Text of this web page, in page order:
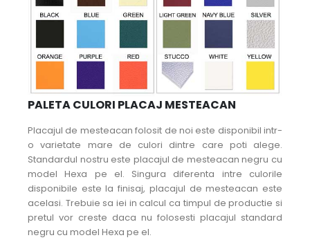
PALETA CULORI PLACAJ MESTEACAN
Placajul de mesteacan folosit de noi este disponibil intr-
o varietate mare de culori dintre care poti alege.
Standardul nostru este placajul de mesteacan negru cu
model Hexa pe el. Singura diferenta intre culorile
disponibile este la finisaj, placajul de mesteacan este
acelasi. Trebuie sa iei in calcul ca timpul de productie si
pretul vor creste daca nu folosesti placajul standard
negru cu model Hexa pe el.